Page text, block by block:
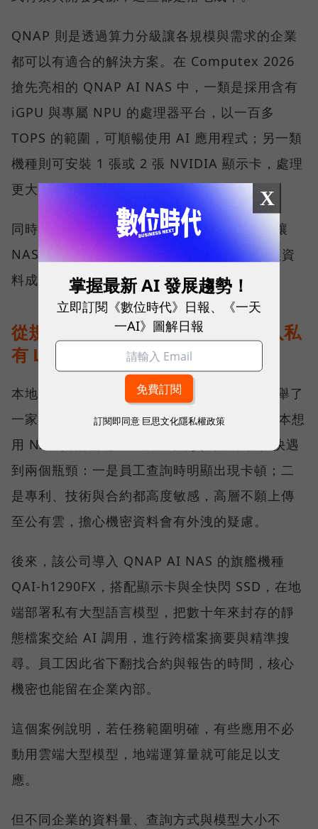
QNAP 則是透過算力分級讓各規模與需求的企業
都可以有適合的解決方案。在 Computex 2026
搶先亮相的 QNAP AI NAS 中，一類是採用含有
iGPU 與專屬 NPU 的處理器平台，以一百多
TOPS 的範圍，可順暢使用 AI 應用程式；另一類
機種則可安裝 1 張或 2 張 NVIDIA 顯示卡，處理
更大的運算量。
同時 QNAP 也在軟體端也持續開發，目標是讓
NAS 裡的資料更有效率地被 AI 工具調用，讓資
料成為有價值的知識。
從規格走到現場：能源公司如何導入私
有 LLM？
本地 AI 實際落地部署會是什麼模樣？劉文義舉了
一家約 50 多人的能源公司為例。這家公司原本想
用 NAS 搭配雲端 AI 建置內部資料庫，但很快遇
到兩個瓶頸：一是員工查詢時明顯出現卡頓；二
是專利、技術與合約都高度敏感，高層不願上傳
至公有雲，擔心機密資料會有外洩的疑慮。
後來，該公司導入 QNAP AI NAS 的旗艦機種
QAI-h1290FX，搭配顯示卡與全快閃 SSD，在地
端部署私有大型語言模型，把數十年來封存的靜
態檔案交給 AI 調用，進行跨檔案摘要與精準搜
尋。員工因此省下翻找合約與報告的時間，核心
機密也能留在企業內部。
這個案例說明，若任務範圍明確，有些應用不必
動用雲端大型模型，地端運算量就可能足以支
應。
但不同企業的資料量、查詢方式與模型大小不
X
掌握最新 AI 發展趨勢！
立即訂閱《數位時代》日報、《一天
一AI》圖解日報
訂閱即同意 巨思文化隱私權政策